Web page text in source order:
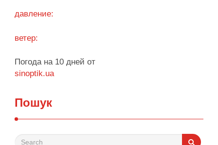
давление:
ветер:
Погода на 10 дней от
sinoptik.ua
Пошук